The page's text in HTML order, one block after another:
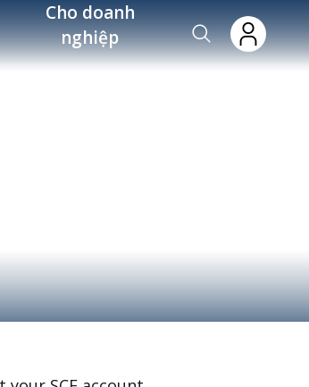
Cho doanh
nghiệp